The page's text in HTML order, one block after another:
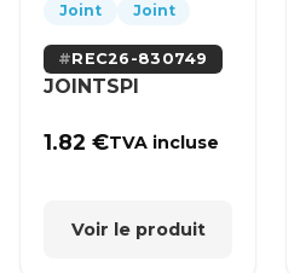
Joint Joint
REC26-830749
JOINTSPI
1.82€TVA incluse
Voir le produit